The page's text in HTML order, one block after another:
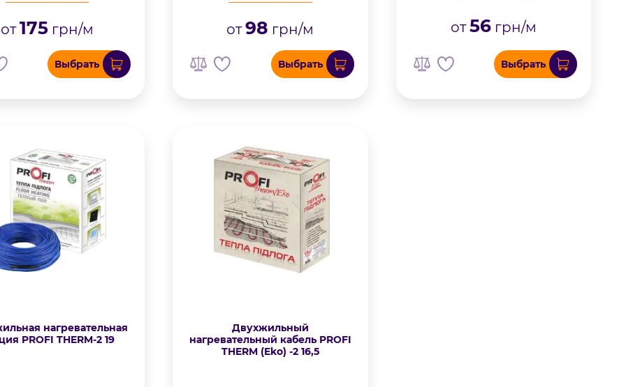
от175 грн/м
Выбрать
от98 грн/м
Выбрать
от56грн/м
Выбрать
нагревательная
PROFI THERM-2 19
Двухжильный
нагревательный кабель PROFI
THERM (Eko) -2 16,5